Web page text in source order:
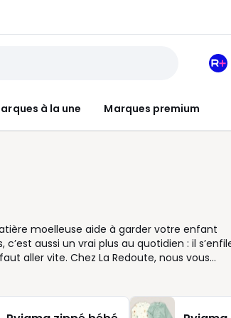
à la une Marques premium
Mon
moelleuse aide à garder votre enfant
aussi un vrai plus au quotidien : il
aller vite. Chez La Redoute, nous vous
devant ou à l’entrejambe, col bien dessiné,
pyjama velours bébé selon la saison, l’âge
cocooning du matin. Côté pratique,
hésitez entre deux tailles, pensez au confort